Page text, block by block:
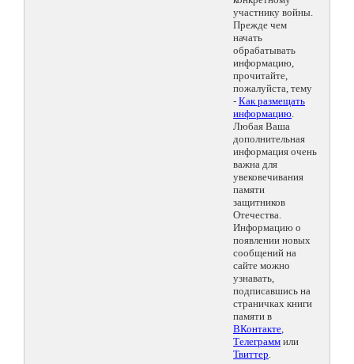
участнику войны.
Прежде чем
начать
обрабатывать
информацию,
прочитайте,
пожалуйста, тему
- Как размещать
информацию.
Любая Ваша
дополнительная
информация очень
важна для
увековечивания
памяти
защитников
Отечества.
Информацию о
появлении новых
сообщений на
сайте можно
узнавать,
подписавшись на
страничках книги
памяти в
ВКонтакте,
Телеграмм или
Твиттер.